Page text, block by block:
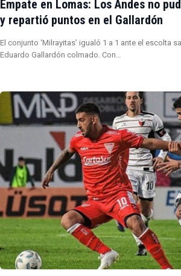
Empate en Lomas: Los Andes no
y repartió puntos en el Gallardón
El conjunto ‘Milrayitas’ igualó 1 a 1 ante el escolta
Eduardo Gallardón colmado. Con…